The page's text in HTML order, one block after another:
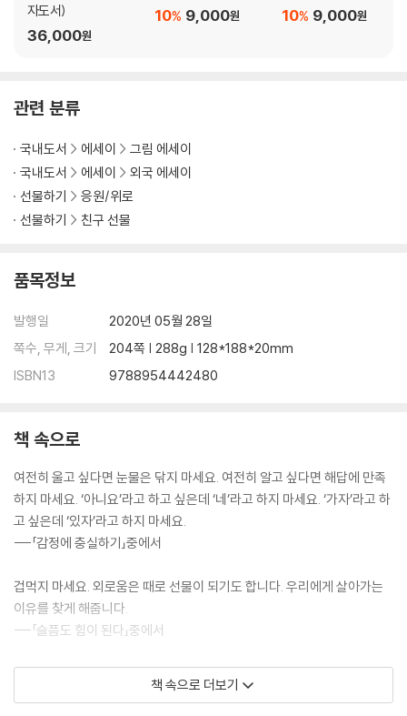
자도서)
36,000원
9,000원
10% 9,000원
10%
관련 분류
국내도서 에세이
그림 에세이
국내도서
에세이
외국 에세이
선물하기
응원/위로
선물하기
친구 선물
품목정보
발행일
2020년 05월 28일
쪽수, 무게, 크기
204쪽 | 288g | 128*188*20mm
ISBN13
9788954442480
책 속으로
여전히 울고 싶다면 눈물은 닦지 마세요. 여전히 알고 싶다면 해답에 만족
하지 마세요. ‘아니요’라고 하고 싶은데 ‘네’라고 하지 마세요. ‘가자’라고 하
고 싶은데 ‘있자’라고 하지 마세요.
---「감정에 충실하기」중에서
겁먹지 마세요. 외로움은 때로 선물이 되기도 합니다. 우리에게 살아가는
이유를 찾게 해줍니다.
---「슬픔도 힘이 된다」중에서
불의를 위해 여럿과 함께 있는 것보다 정의로운 혼자가 훨씬 낫습니다.
책 속으로 더보기